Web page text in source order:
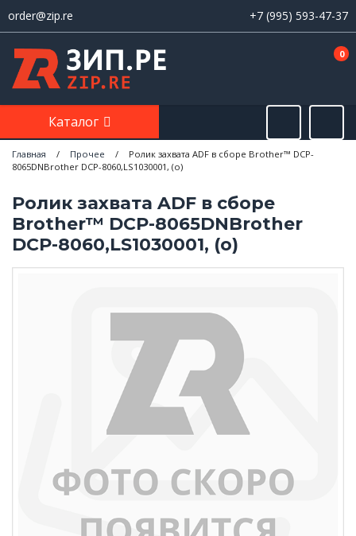
order@zip.re +7 (995) 593-47-37
0
Каталог
Главная / Прочее /
Ролик захвата ADF в сборе Brother™ DCP-
8065DNBrother DCP-8060,LS1030001, (o)
Ролик захвата ADF в сборе
Brother™ DCP-8065DNBrother
DCP-8060,LS1030001, (o)